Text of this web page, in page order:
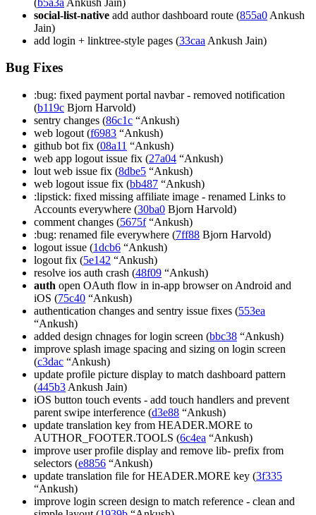
social-list-native add author dashboard route (855a0 Ankush
Jain)
add login + linktree-style pages (33caa Ankush Jain)
Bug Fixes
:bug: fixed payment portal navbar - removed notification
(b119c Bjorn Harvold)
sentry changes (86c1c “Ankush)
web logout (f6983 “Ankush)
github bot fix (08a11 “Ankush)
web app logout issue fix (27a04 “Ankush)
lout web issue fix (8dbe5 “Ankush)
web logout issue fix (bb487 “Ankush)
:lipstick: fixed missing affiliate image - renamed Links to
Accounts everywhere (30ba0 Bjorn Harvold)
comment changes (5675f“Ankush)
:bug: renamed file everywhere (7ff88 Bjorn Harvold)
logout issue (1dcb6 “Ankush)
logout fix (5e142 “Ankush)
resolve ios auth crash (48f09 “Ankush)
auth open OAuth flow in in-app browser on Android and
iOS (75c40 “Ankush)
authentication changes and sentry issue fixes (553ea
“Ankush)
added design chnages for login screen (bbc38 “Ankush)
improve splash image spacing and sizing on login screen
(c3dac “Ankush)
update profile picture display to match dashboard pattern
(445b3 Ankush Jain)
iOS button touch events - add touch handlers and prevent
parent swipe interference (d3e88 “Ankush)
update translation key from HEADER.MORE to
AUTHOR_FOOTER.TOOLS (6c4ea “Ankush)
improve user profile display and remove lib- prefix from
selectors (e8856 “Ankush)
update translation file for HEADER.MORE key (3f335
“Ankush)
improve login screen design to match reference - clean and